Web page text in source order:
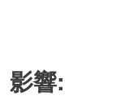
影響: